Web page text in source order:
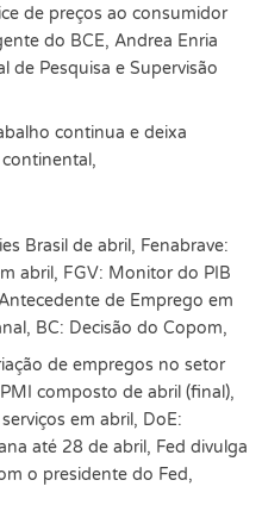
de preços ao consumidor
do BCE, Andrea Enria
de Pesquisa e Supervisão
continua e deixa
Brasil de abril, Fenabrave:
abril, FGV: Monitor do PIB
de Emprego em
BC: Decisão do Copom,
de empregos no setor
composto de abril (final),
em abril, DoE:
até 28 de abril, Fed divulga
o presidente do Fed,